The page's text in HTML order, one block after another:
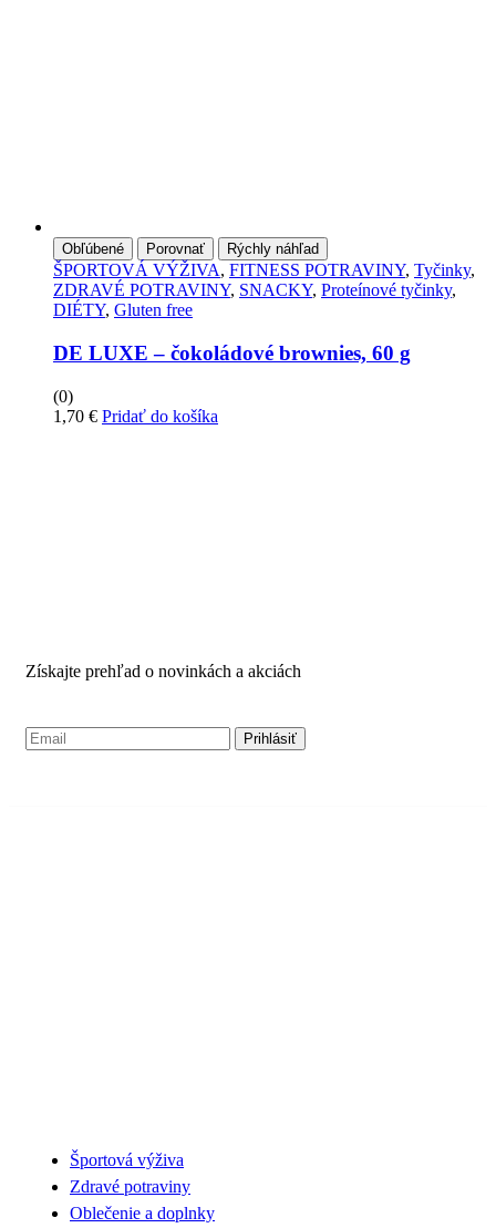
Obľúbené Porovnať Rýchly náhľad
ŠPORTOVÁ VÝŽIVA, FITNESS POTRAVINY, Tyčinky,
ZDRAVÉ POTRAVINY, SNACKY, Proteínové tyčinky,
DIÉTY, Gluten free
DE LUXE – čokoládové brownies, 60 g
(0)
1,70 € Pridať do košíka
Získajte prehľad o novinkách a akciách
Športová výživa
Zdravé potraviny
Oblečenie a doplnky